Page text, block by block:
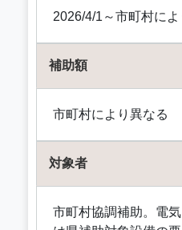
2026/4/1～市町村によ
補助額
市町村により異なる
対象者
市町村協調補助。電